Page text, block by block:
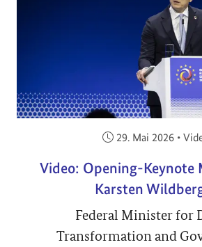
Veröffentlicht am:
29. Mai 2026 •
Video: Opening-Keynote
Karsten
Federal Minister for
Transformation and